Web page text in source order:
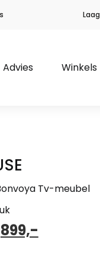
Advies Winkels
Tv-meubel
Oorspronkelijke
prijs
899,-